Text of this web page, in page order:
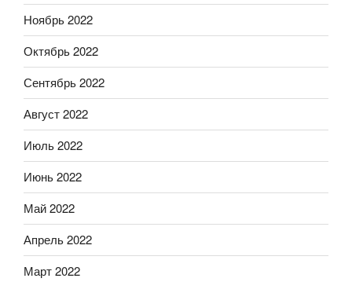
Ноябрь 2022
Октябрь 2022
Сентябрь 2022
Август 2022
Июль 2022
Июнь 2022
Май 2022
Апрель 2022
Март 2022